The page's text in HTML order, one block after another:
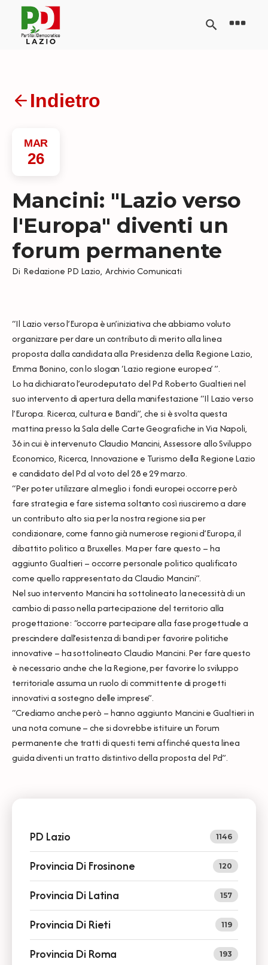
Indietro
MAR
26
Mancini: "Lazio verso
l'Europa" diventi un
forum permanente
Di Redazione PD Lazio, Archivio Comunicati
“Il Lazio verso l’Europa è un’iniziativa che abbiamo voluto
organizzare per dare un contributo di merito alla linea
proposta dalla candidata alla Presidenza della Regione Lazio,
Emma Bonino, con lo slogan ‘Lazio regione europea’ ”.
Lo ha dichiarato l’eurodeputato del Pd Roberto Gualtieri nel
suo intervento di apertura della manifestazione “Il Lazio verso
l’Europa. Ricerca, cultura e Bandi”, che si è svolta questa
mattina presso la Sala delle Carte Geografiche in Via Napoli,
36 in cui è intervenuto Claudio Mancini, Assessore allo Sviluppo
Economico, Ricerca, Innovazione e Turismo della Regione Lazio
e candidato del Pd al voto del 28 e 29 marzo.
“Per poter utilizzare al meglio i fondi europei occorre però
fare strategia e fare sistema soltanto così riusciremo a dare
un contributo alto sia per la nostra regione sia per
condizionare, come fanno già numerose regioni d’Europa, il
dibattito politico a Bruxelles. Ma per fare questo – ha
aggiunto Gualtieri – occorre personale politico qualificato
come quello rappresentato da Claudio Mancini”.
Nel suo intervento Mancini ha sottolineato la necessità di un
cambio di passo nella partecipazione del territorio alla
progettazione: “occorre partecipare alla fase progettuale a
prescindere dall’esistenza di bandi per favorire politiche
innovative – ha sottolineato Claudio Mancini. Per fare questo
è necessario anche che la Regione, per favorire lo sviluppo
territoriale assuma un ruolo di committente di progetti
innovativi a sostegno delle imprese”.
“Crediamo anche però – hanno aggiunto Mancini e Gualtieri in
una nota comune – che si dovrebbe istituire un Forum
permanente che tratti di questi temi affinché questa linea
guida diventi un tratto distintivo della proposta del Pd”.
PD Lazio 1146
Provincia Di Frosinone 120
Provincia Di Latina 157
Provincia Di Rieti 119
Provincia Di Roma 193